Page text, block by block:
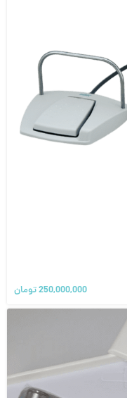
250,000,000تومان